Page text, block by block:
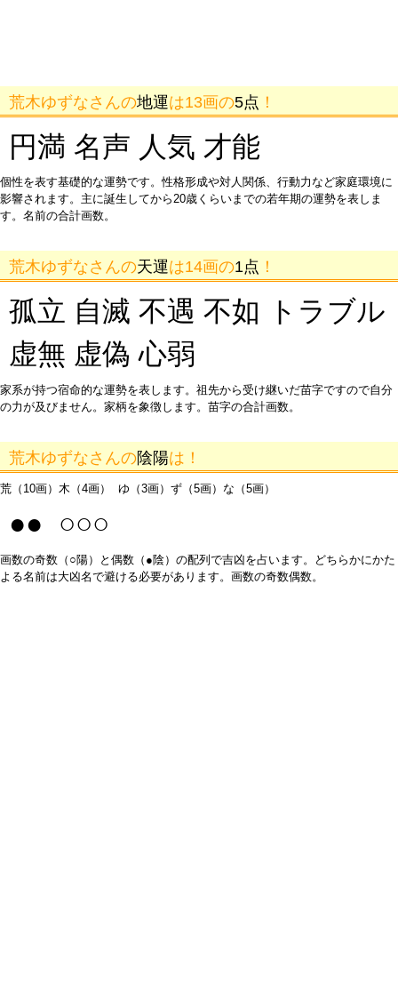
荒木ゆずなさんの地運は13画の5点 ！
円満 名声 人気 才能
個性を表す基礎的な運勢です。性格形成や対人関係、行動力など家庭環境に
影響されます。主に誕生してから20歳くらいまでの若年期の運勢を表しま
す。名前の合計画数。
荒木ゆずなさんの天運は14画の1点 ！
孤立 自滅 不遇 不如 トラブル
虚無 虚偽 心弱
家系が持つ宿命的な運勢を表します。祖先から受け継いだ苗字ですので自分
の力が及びません。家柄を象徴します。苗字の合計画数。
荒木ゆずなさんの陰陽は！
荒（10画）木（4画） ゆ（3画）ず（5画）な（5画）
●● ○○○
画数の奇数（○陽）と偶数（●陰）の配列で吉凶を占います。どちらかにかた
よる名前は大凶名で避ける必要があります。画数の奇数偶数。